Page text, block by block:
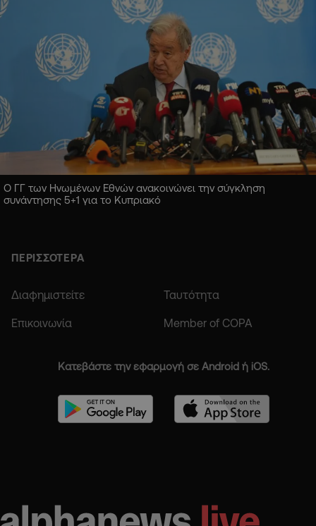
Ο ΓΓ των Ηνωμένων Εθνών ανακοινώνει την σύγκληση
συνάντησης 5+1 για το Κυπριακό
ΠΕΡΙΣΣΟΤΕΡΑ
Διαφημιστείτε Ταυτότητα
Επικοινωνία Member of COPA
Κατεβάστε την εφαρμογή σε Android ή iOS.